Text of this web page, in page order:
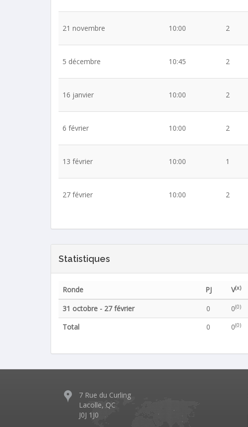
21 novembre 10:00 2
5 décembre 10:45 2
16 janvier 10:00 2
6 février 10:00 2
13 février 10:00 1
27 février 10:00 2
Statistiques
Ronde PJ V(x)
31 octobre - 27 février
0 0(0)
Total
0 0(0)
7 Rue du Curling
Lacolle, QC
J0J 1J0